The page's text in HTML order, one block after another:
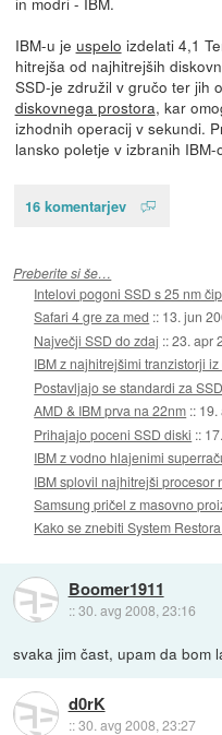
IBM-u je uspelo izdelati 4,1
hitrejša od najhitrejših
SSD-je združil v gručo ter jih
diskovnega prostora, kar
izhodnih operacij v sekundi.
lansko poletje v izbranih
16 komentarjev
Preberite si še…
Intelovi pogoni SSD s 25 nm
Safari 4 gre za med :: 13. jun
Največji SSD do zdaj ::23. apr
IBM z najhitrejšimi tranzistorji
Postavljajo se standardi za SSD
AMD & IBM prva na 22nm :: 19.
Prihajajo poceni SSD diski ::
IBM z vodno hlajenimi
IBM splovil najhitrejši procesor
Samsung pričel z masovno
Kako se znebiti System
Boomer1911
::30. avg 2008, 23:16
svaka jim čast, upam da bom
d0rK
::30. avg 2008, 23:27